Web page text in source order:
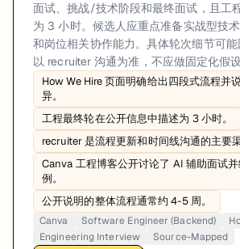
面试、挑战/技术阶段和最终面试，且工
为 3 小时。候选人应重点准备实战型技
和岗位相关协作能力。具体轮次细节可
以 recruiter 沟通为准，不应做固定化假设
How We Hire 页面明确给出四段式流程并
异。
工程最终轮在公开信息中描述为 3 小时。
recruiter 是流程更新和时间线沟通的主要渠
Canva 工程博客公开讨论了 AI 辅助面试
例。
公开说明的整体流程通常约 4-5 周。
Canva Software Engineer (Backend)
Engineering Interview
Source-Mapped